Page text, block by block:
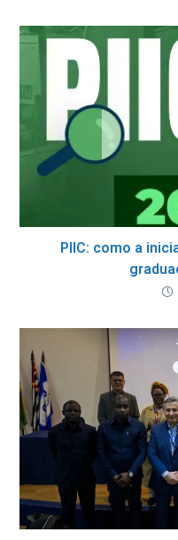
PIIC: como a